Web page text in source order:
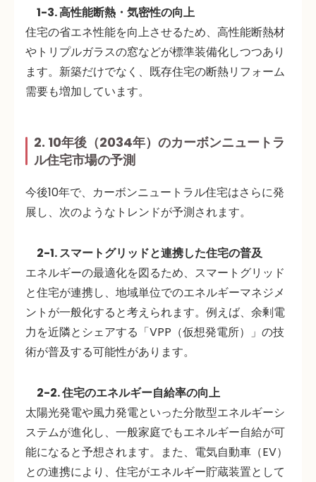
1-3. 高性能断熱・気密性の向上
住宅の省エネ性能を向上させるため、高性能断熱材
やトリプルガラスの窓などが標準装備化しつつあり
ます。新築だけでなく、既存住宅の断熱リフォーム
需要も増加しています。
2. 10年後（2034年）のカーボンニュートラ
ル住宅市場の予測
今後10年で、カーボンニュートラル住宅はさらに発
展し、次のようなトレンドが予測されます。
2-1. スマートグリッドと連携した住宅の普及
エネルギーの最適化を図るため、スマートグリッド
と住宅が連携し、地域単位でのエネルギーマネジメ
ントが一般化すると考えられます。例えば、余剰電
力を近隣とシェアする「VPP（仮想発電所）」の技
術が普及する可能性があります。
2-2. 住宅のエネルギー自給率の向上
太陽光発電や風力発電といった分散型エネルギーシ
ステムが進化し、一般家庭でもエネルギー自給が可
能になると予想されます。また、電気自動車（EV）
との連携により、住宅がエネルギー貯蔵装置として